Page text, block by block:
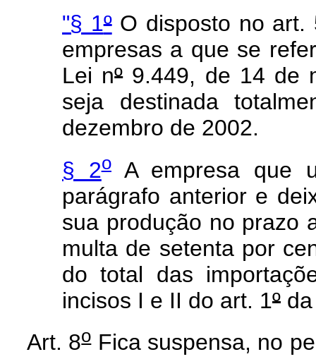
"§ 1ºO disposto no art.
empresas a que se
Lei nº9.449, de 14 de
seja destinada
dezembro de 2002.
§ 2oA empresa que
parágrafo anterior e
sua produção no prazo
multa de setenta por
do total das
incisos I e II do art. 1º
Art. 8oFica suspensa, no